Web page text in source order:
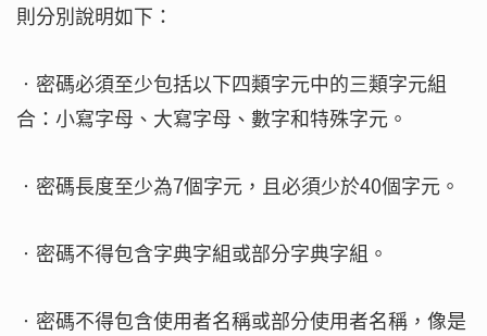
則分別說明如下：
‧密碼必須至少包括以下四類字元中的三類字元組
合：小寫字母、大寫字母、數字和特殊字元。
‧密碼長度至少為7個字元，且必須少於40個字元。
‧密碼不得包含字典字組或部分字典字組。
‧密碼不得包含使用者名稱或部分使用者名稱，像是